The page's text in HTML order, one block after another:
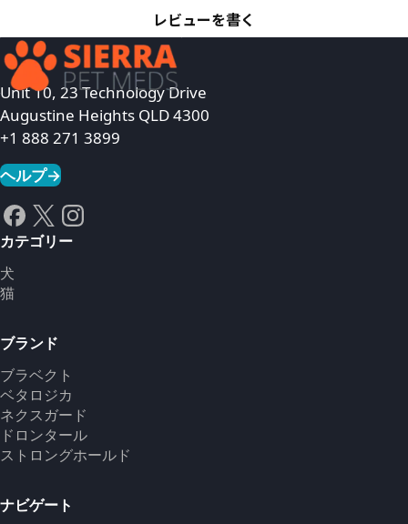
レビューを書く
Unit 10, 23 Technology Drive
Augustine Heights QLD 4300
+1 888 271 3899
ヘルプ→
カテゴリー
犬
猫
ブランド
ブラベクト
ベタロジカ
ネクスガード
ドロンタール
ストロングホールド
ナビゲート